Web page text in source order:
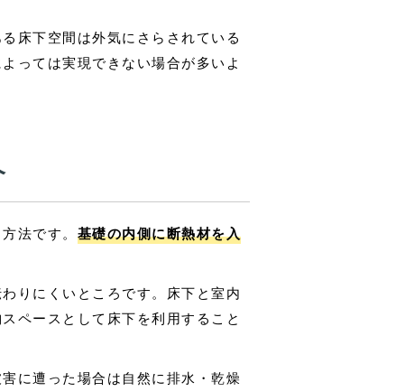
床下空間は外気にさらされている
っては実現できない場合が多いよ
法です。 基礎の内側に断熱材を入
りにくいところです。床下と室内
ペースとして床下を利用すること
に遭った場合は自然に排水・乾燥